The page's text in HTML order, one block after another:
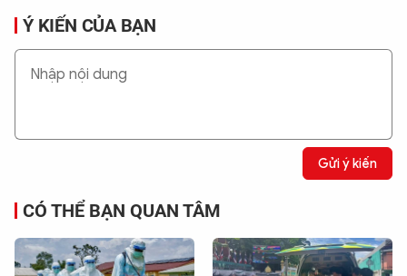
Ý KIẾN CỦA BẠN
Gửi ý kiến
CÓ THỂ BẠN QUAN TÂM